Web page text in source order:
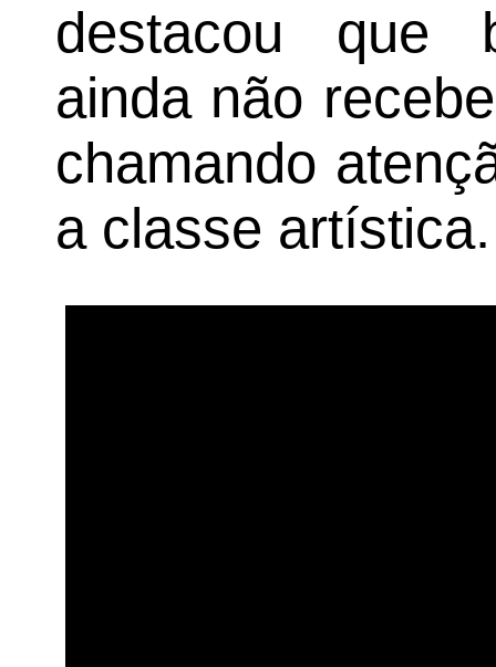
destacou que
ainda não
chamando
a classe artística.